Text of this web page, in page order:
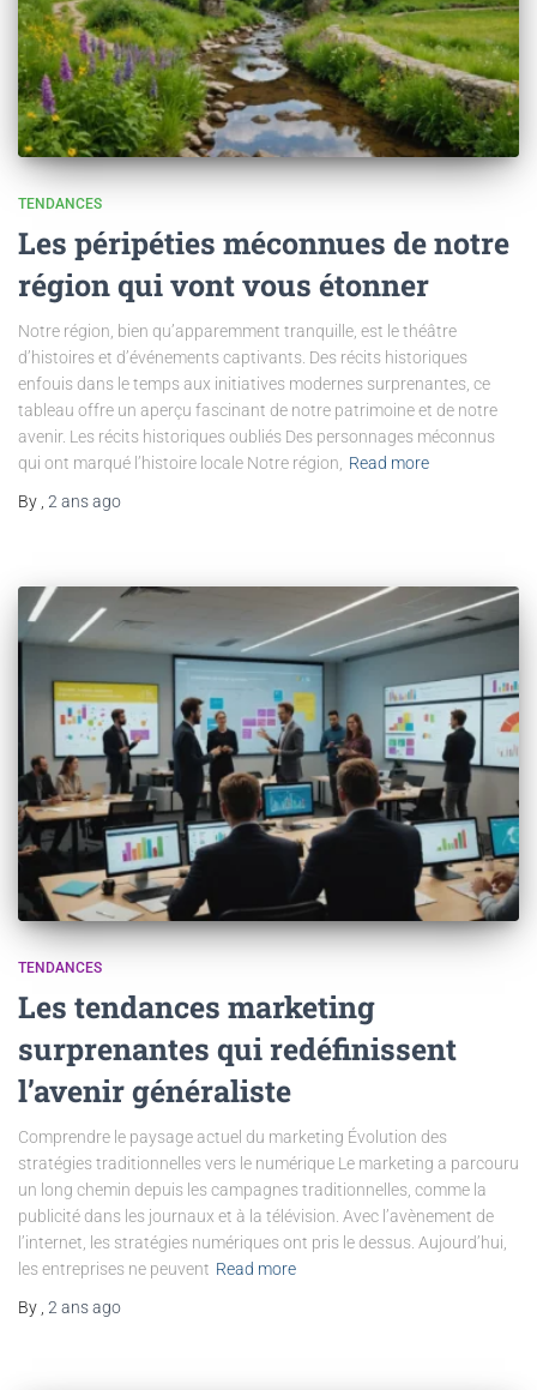
TENDANCES
Les péripéties méconnues de notre
région qui vont vous étonner
Notre région, bien qu’apparemment tranquille, est le théâtre
d’histoires et d’événements captivants. Des récits historiques
enfouis dans le temps aux initiatives modernes surprenantes, ce
tableau offre un aperçu fascinant de notre patrimoine et de notre
avenir. Les récits historiques oubliés Des personnages méconnus
qui ont marqué l’histoire locale Notre région,
Read more
By 2 ansago
TENDANCES
Les tendances marketing
surprenantes qui redéfinissent
l’avenir généraliste
Comprendre le paysage actuel du marketing Évolution des
stratégies traditionnelles vers le numérique Le marketing a parcouru
un long chemin depuis les campagnes traditionnelles, comme la
publicité dans les journaux et à la télévision. Avec l’avènement de
l’internet, les stratégies numériques ont pris le dessus. Aujourd’hui,
les entreprises ne peuvent Read more
By 2 ansago